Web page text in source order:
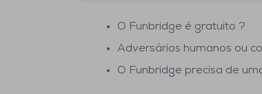
O Funbridge é gratuito ?
Adversários humanos ou
O Funbridge precisa de